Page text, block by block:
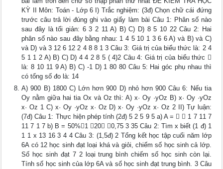
KỲ II Môn: Toán - Lớp 6 I) Trắc nghiệm: (3đ) Chọn chữ cái đứng
trước câu trả lời đúng ghi vào giấy làm bài Câu 1: Phân số nào
sau đây là tối giản: 6 3 2 11 A) B) C) D) 8 5 10 22 Câu 2: Hai
phân số nào sau đây bằng nhau: 1 4 5 10 1 3 6 6 A) và B) và C)
và D) và 3 12 6 12 2 4 8 8 1 3 Câu 3: Giá trị của biểu thức là: 2 4
5 1 1 2 A) B) C) D) 4 4 2 8 5 ( 4)2 Câu 4: Giá trị của biểu thức 
là: 8 10 11 9 A) B) C) -1 D) 1 80 80 Câu 5: Hai góc phụ nhau thì
có tổng số đo là: 14
A) 900 B) 1800 C) Lớn hơn 900 D) nhỏ hơn 900 Câu 6: Nếu tia
Oy nằm giữa hai tia Ox và Oz thì: A) x· Oy ·yOz B) x· Oy ·yOz
x· Oz 1 C) x· Oy ·yOz x· Oz D) x· Oy ·yOz x· Oz 2 II) Tự luận:
(7đ) Câu 1: Thực hiện phép tính (2đ) 5 2 5 9 5 a) A =   1 7 11 7
11 7 1 7 b) B = 50%1 20 0,75 3 35 Câu 2: Tìm x biết (1 đ) 1
1 1 x 13 16 3 4 4 Câu 3: (1,5đ) 2 Tổng kết học tập cuối năm lớp
6A có 12 học sinh đạt loại khá và giỏi, chiếm số học sinh cả lớp.
Số học sinh đạt 7 2 loại trung bình chiếm số học sinh còn lại.
Tính số học sinh của lớp 6A và số học sinh đạt trung bình. 3 Câu